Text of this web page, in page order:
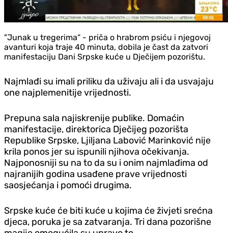
"Junak u tregerima“ - priča o hrabrom psiću i njegovoj
avanturi koja traje 40 minuta, dobila je čast da zatvori
manifestaciju Dani Srpske kuće u Dječijem pozorištu.
Najmlađi su imali priliku da uživaju ali i da usvajaju
one najplemenitije vrijednosti.
Prepuna sala najiskrenije publike. Domaćin
manifestacije, direktorica Dječijeg pozorišta
Republike Srpske, Ljiljana Labović Marinković nije
krila ponos jer su ispunili njihova očekivanja.
Najponosniji su na to da su i onim najmlađima od
najranijih godina usađene prave vrijednosti
saosjećanja i pomoći drugima.
Srpske kuće će biti kuće u kojima će živjeti srećna
djeca, poruka je sa zatvaranja. Tri dana pozorišne